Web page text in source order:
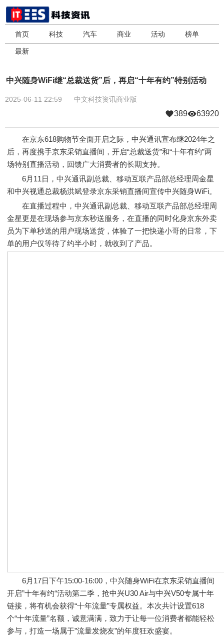
首页 科技 汽车 商业 活动 榜单
最新
中兴随身WiFi继“总裁送货”后，再启“十年有约”特别活动
2025-06-11 22:59 中文科技资讯商业版
389 63920
在京东618购物节全面开启之际，中兴通讯宣布继2024年之
后，再度携手京东采销直播间，开启“总裁送货”和“十年有约”两
场特别直播活动，回馈广大消费者的长期支持。
6月11日，中兴通讯副总裁、移动互联产品部总经理周金星
和中兴视通总裁杨洪斌登录京东采销直播间宣传中兴随身WiFi。
在直播过程中，中兴通讯副总裁、移动互联产品部总经理周
金星更是在现场参与京东秒送服务，在直播的同时化身京东外卖
员为下单秒送的用户现场送货，体验了一把快递小哥的日常，下
单的用户仅等待了约半小时，就收到了产品。
6月17日下午15:00-16:00，中兴随身WiFi在京东采销直播间
开启”十年有约“活动第二季，抢中兴U30 Air与中兴V50专属十年
链接，将有机会获得“十年流量”专属权益。本次共计设置618
个“十年流量”名额，诚意满满，致力于让每一位消费者都能轻松
参与，打造一场属于”流量发烧友”的年度狂欢盛宴。